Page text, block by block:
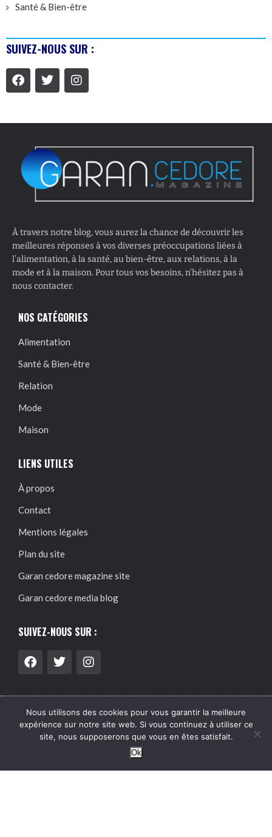
Santé & Bien-être
SUIVEZ-NOUS SUR :
À travers notre blog, vous aurez la chance de découvrir les
meilleures réponses à vos diverses préoccupations liées à
l’alimentation, à la santé, au bien-être, aux relations, à la
mode et à la maison. Pour tous vos besoins, n’hésitez pas à
nous contacter.
NOS CATÉGORIES
Alimentation
Santé & Bien-être
Relation
Mode
Maison
LIENS UTILES
À propos
Contact
Mentions légales
Plan du site
Garan cedore magazine site
Garan cedore media blog
SUIVEZ-NOUS SUR :
@2024 – Tous droits réservés. Garan Cedore Magazine
Garan cedore magazine site : guide pratique, accès et
informations utiles
Acheter magazine garan cedore : guide
Nous utilisons des cookies pour vous garantir la meilleure
expérience sur notre site web. Si vous continuez à utiliser ce
site, nous supposerons que vous en êtes satisfait.
Ok